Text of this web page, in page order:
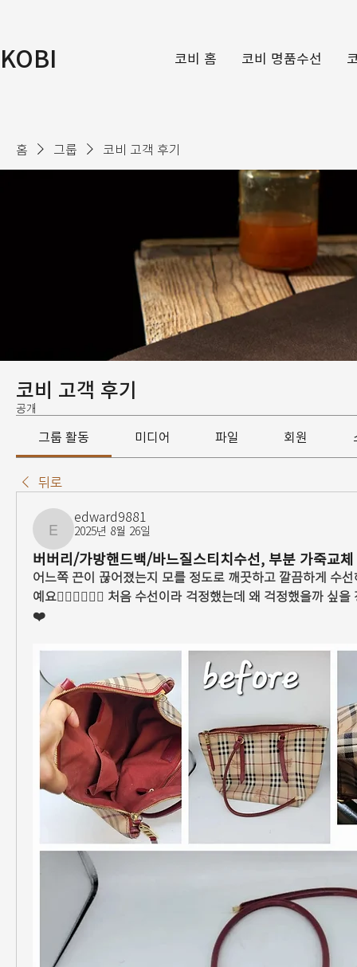
KOBI 코비 홈 코비 명품수선
홈 그룹 코비 고객 후기
코비 고객 후기
공개
그룹 활동 미디어 파일 회원
뒤로
edward9881
edward9881
2025년 8월 26일
버버리/가방핸드백/바느질스티치수선, 부분 가죽교체
어느쪽 끈이 끊어졌는지 모를 정도로 깨끗하고 깔끔하게 수
예요👍🏼👍🏼👍🏼 처음 수선이라 걱정했는데 왜 걱정했을까
❤️